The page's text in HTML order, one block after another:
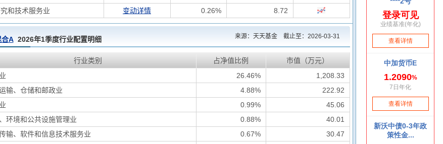
和技术服务业 变动详情 0.26% 8.72
合A2026年1季度行业配置明细 来源：天天基金 截止至： 2026-03-31
行业类别 占净值比例
市值（万元）
26.46%
1,208.33
输、仓储和邮政业 4.88%
222.92
0.99%
45.06
环境和公共设施管理业 0.88%
40.01
输、软件和信息技术服务业 0.67%
30.47